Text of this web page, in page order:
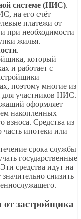
системе (НИС).
на его счёт
платежи от
и при необходимости
жилья.
.
который
и работает с
поэтому многие из
для участников НИС.
оформляет
накопленных
взноса. Средства из
ипотеки или
срока службы
государственные
средства идут на
снизить
от застройщика